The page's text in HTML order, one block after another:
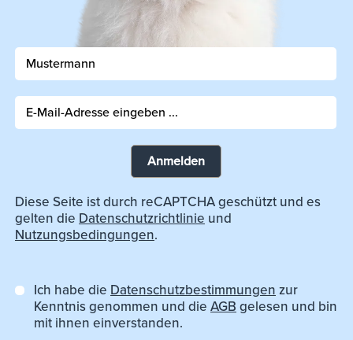
Anmelden
Diese Seite ist durch reCAPTCHA geschützt und es
gelten die Datenschutzrichtlinie und
Nutzungsbedingungen.
Ich habe die Datenschutzbestimmungen zur
Kenntnis genommen und die AGB gelesen und bin
mit ihnen einverstanden.